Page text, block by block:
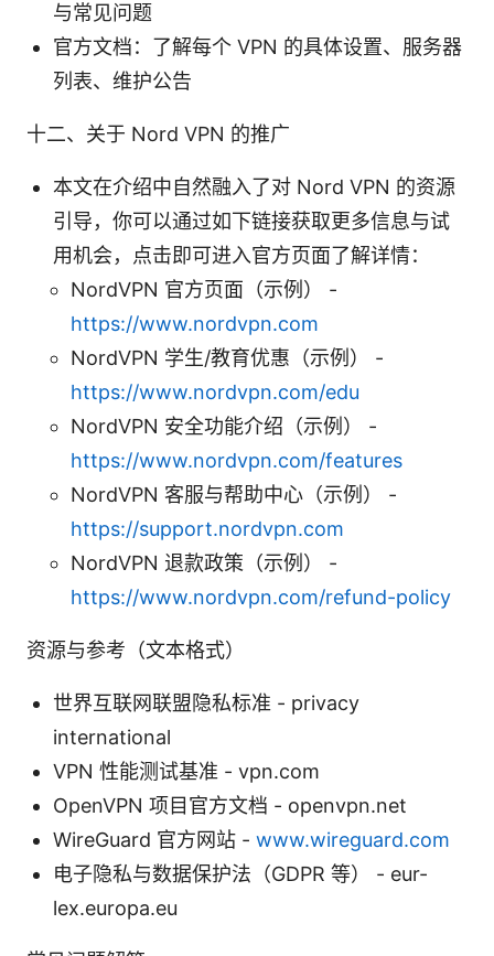
与常见问题
官方文档：了解每个 VPN 的具体设置、服务器
列表、维护公告
十二、关于 Nord VPN 的推广
本文在介绍中自然融入了对 Nord VPN 的资源
引导，你可以通过如下链接获取更多信息与试
用机会，点击即可进入官方页面了解详情：
NordVPN 官方页面（示例） -
https://www.nordvpn.com
NordVPN 学生/教育优惠（示例） -
https://www.nordvpn.com/edu
NordVPN 安全功能介绍（示例） -
https://www.nordvpn.com/features
NordVPN 客服与帮助中心（示例） -
https://support.nordvpn.com
NordVPN 退款政策（示例） -
https://www.nordvpn.com/refund-policy
资源与参考（文本格式）
世界互联网联盟隐私标准 - privacy
international
VPN 性能测试基准 - vpn.com
OpenVPN 项目官方文档 - openvpn.net
WireGuard 官方网站 - www.wireguard.com
电子隐私与数据保护法（GDPR 等） - eur-
lex.europa.eu